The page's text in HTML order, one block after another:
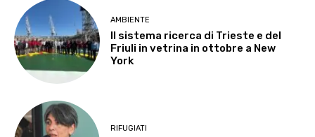
AMBIENTE
Il sistema ricerca di Trieste e del
Friuli in vetrina in ottobre a New
York
RIFUGIATI